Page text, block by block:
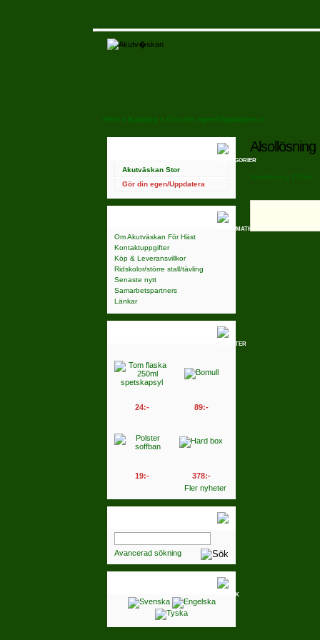
Hem » Katalog » Gör din egen/Uppdatera »
Akutväskan Stor
Gör din egen/Uppdatera
Om Akutväskan För Häst
Kontaktuppgifter
Köp & Leveransvillkor
Ridskolor/större stall/tävling
Senaste nytt
Samarbetspartners
Länkar
24:- 89:-
19:-
378:-
Fler nyheter
Avancerad sökning
Alsollösning 250ml